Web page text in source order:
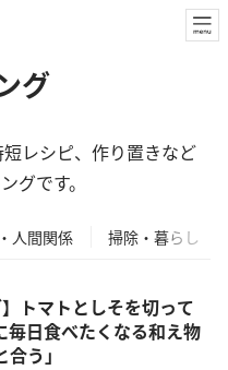
グ
レシピ、作り置きなど
グです。
人間関係 掃除・暮らし
】トマトとしそを切って
毎日食べたくなる和え物
う」